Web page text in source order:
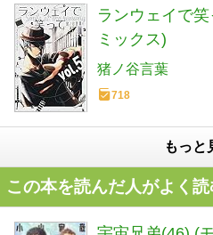
ランウェイで
ミックス)
猪ノ谷言葉
718
もっと
この本を読んだ人がよく